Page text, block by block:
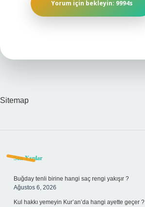
Sitemap
Sidebar
Son Yazılar
Buğday tenli birine hangi saç rengi yakışır ?
Ağustos 6, 2026
Kul hakkı yemeyin Kur’an’da hangi ayette geçer ?